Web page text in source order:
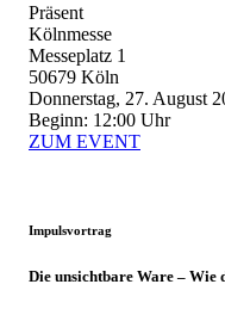
Präsent
Kölnmesse
Messeplatz 1
50679 Köln
Donnerstag, 27. August
Beginn: 12:00 Uhr
ZUM EVENT
Impulsvortrag
Die unsichtbare Ware – Wie